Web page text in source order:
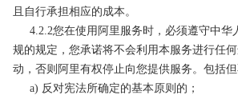
且自行承担相应的成本。
4.2.2您在使用阿里服务时，必须遵守中华
规的规定，您承诺将不会利用本服务进行任
动，否则阿里有权停止向您提供服务。包括但
a) 反对宪法所确定的基本原则的；